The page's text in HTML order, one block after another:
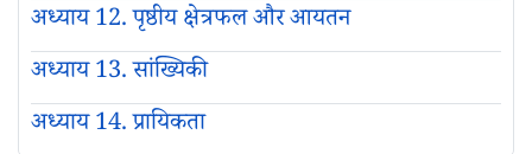
अध्याय 12. पृष्ठीय क्षेत्रफल और आयतन
अध्याय 13. सांख्यिकी
अध्याय 14. प्रायिकता